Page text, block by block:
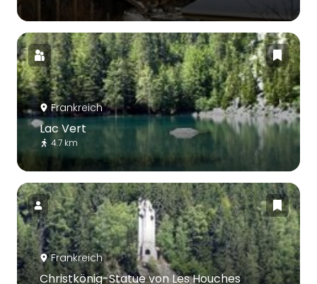
Frankreich
Lac Vert
4.7 km
Frankreich
Christkönig-Statue von Les Houches